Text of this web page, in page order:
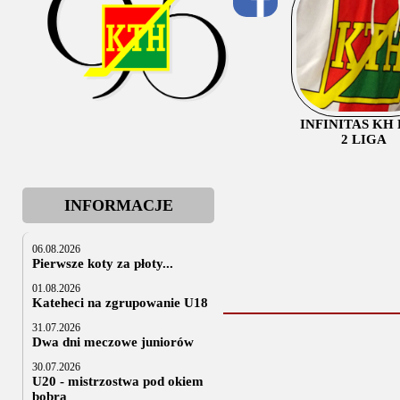
INFINITAS KH
2 LIGA
INFORMACJE
06.08.2026
Pierwsze koty za płoty...
01.08.2026
Kateheci na zgrupowanie U18
31.07.2026
Dwa dni meczowe juniorów
30.07.2026
U20 - mistrzostwa pod okiem
bobra